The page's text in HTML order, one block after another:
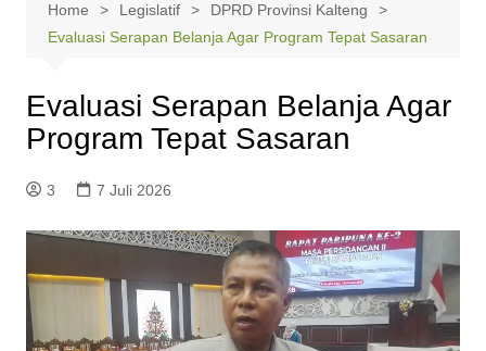
Home Legislatif
DPRD Provinsi Kalteng
Evaluasi Serapan Belanja Agar Program Tepat Sasaran
Evaluasi Serapan Belanja Agar
Program Tepat Sasaran
3 7 Juli 2026